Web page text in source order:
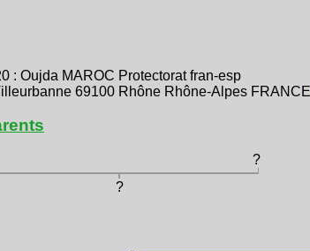
: Oujda MAROC Protectorat fran-esp
69100 Rhône Rhône-Alpes FRANCE
?
?